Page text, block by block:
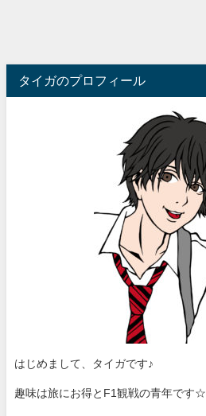
タイガのプロフィール
はじめまして、タイガです♪
趣味は旅にお得とF1観戦の青年です☆